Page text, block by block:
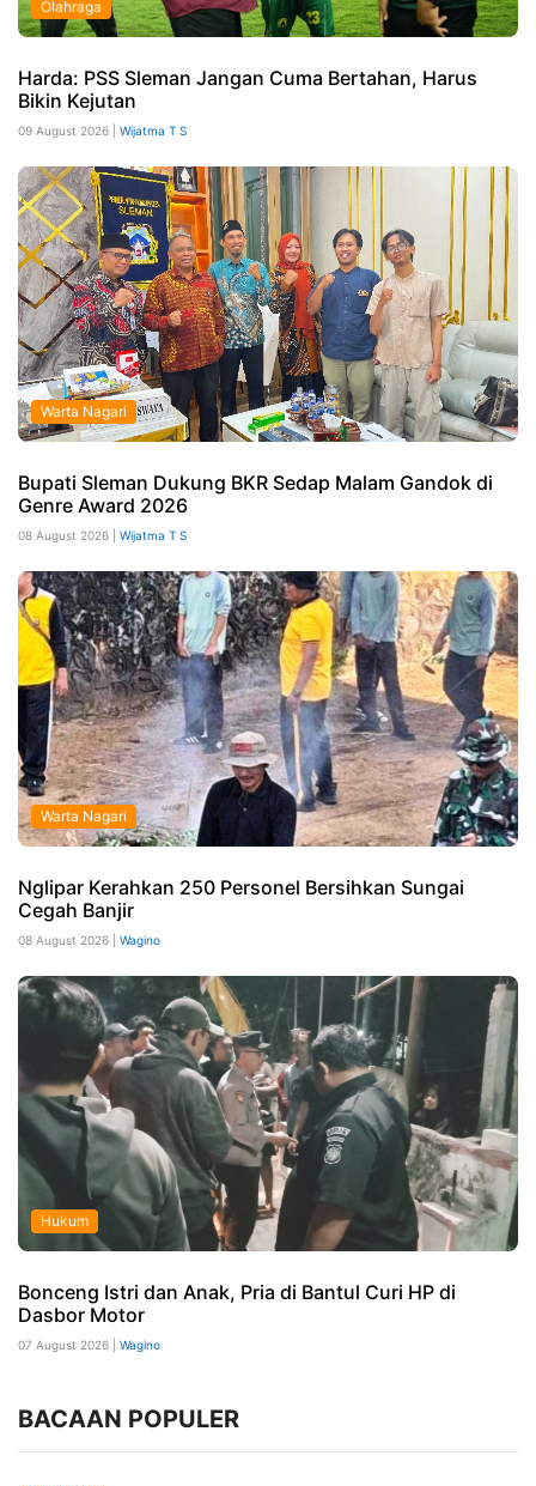
Olahraga
Harda: PSS Sleman Jangan Cuma Bertahan, Harus
Bikin Kejutan
09 August 2026 | Wijatma T S
Warta Nagari
Bupati Sleman Dukung BKR Sedap Malam Gandok di
Genre Award 2026
08 August 2026 | Wijatma T S
Warta Nagari
Nglipar Kerahkan 250 Personel Bersihkan Sungai
Cegah Banjir
08 August 2026 | Wagino
Hukum
Bonceng Istri dan Anak, Pria di Bantul Curi HP di
Dasbor Motor
07 August 2026 | Wagino
BACAAN POPULER